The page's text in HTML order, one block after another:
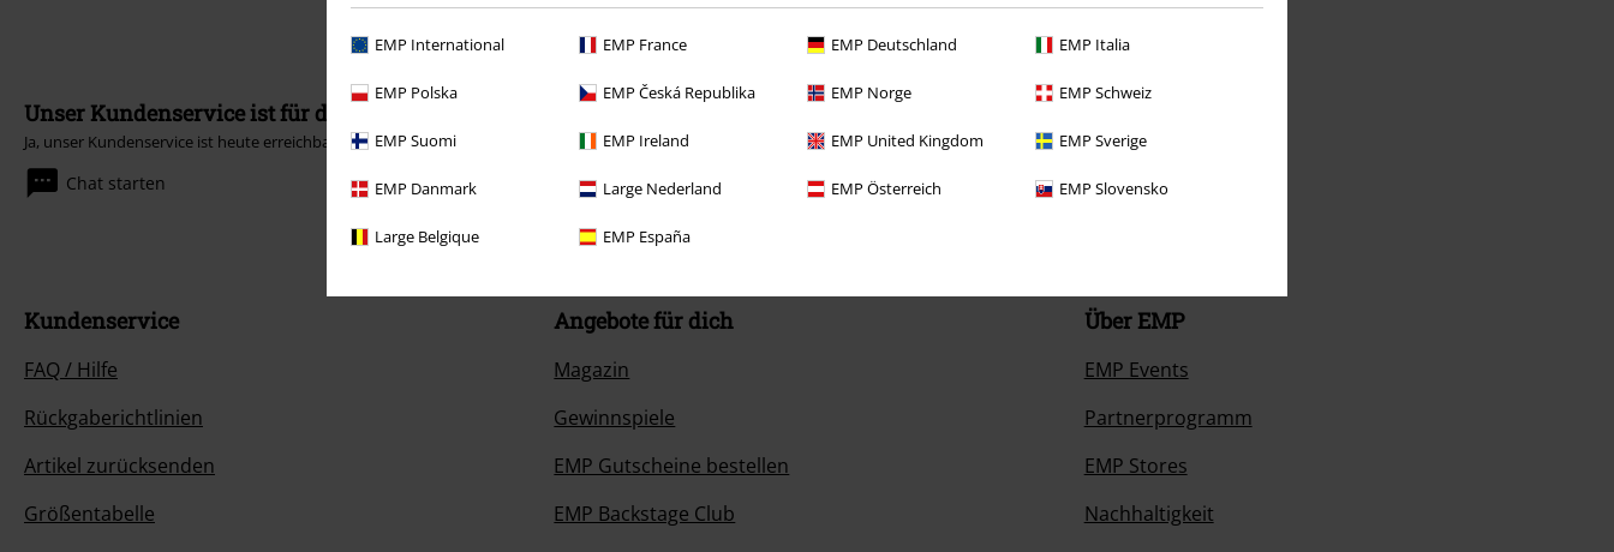
EMP International EMP France EMP Deutschland EMP Italia
EMP Polska EMP Česká Republika EMP Norge EMP Schweiz
EMP Suomi EMP Ireland EMP United Kingdom EMP Sverige
EMP Danmark Large Nederland EMP Österreich EMP Slovensko
Large Belgique EMP España
Unser Kundenservice ist für dich da
Ja, unser Kundenservice ist heute erreichbar bis 18:00 Uhr.Mehr Infos
Chat starten
Kundenservice
FAQ / Hilfe
Rückgaberichtlinien
Artikel zurücksenden
Größentabelle
Angebote für dich
Magazin
Gewinnspiele
EMP Gutscheine bestellen
EMP Backstage Club
Über EMP
EMP Events
Partnerprogramm
EMP Stores
Nachhaltigkeit